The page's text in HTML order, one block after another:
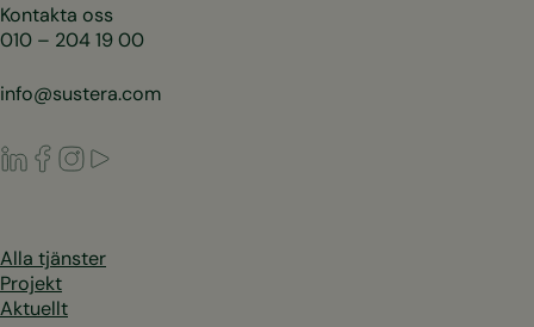
Kontakta oss
010 – 204 19 00
info@sustera.com
LinkedIn
Facebook
Instagram
Alla tjänster
Projekt
Aktuellt